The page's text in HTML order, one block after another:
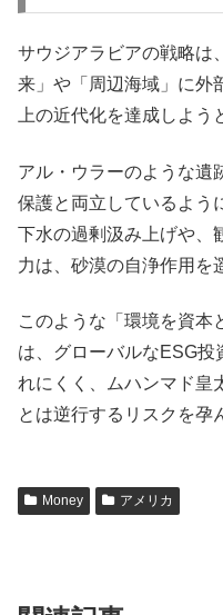
サウジアラビアの戦略は
来」や「周辺海域」に外
上の近代化を達成しよう
アル・ウラーのような遺
保護と両立しているよう
下水の過剰汲み上げや、
力は、砂漠の自浄作用を
このような「環境を資本
は、グローバルなESG投
れにくく、ムハンマド皇
とは逆行するリスクを孕
Money アメリカ